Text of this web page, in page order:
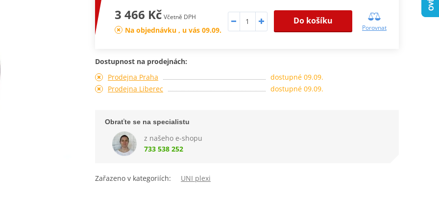
3 466 Kč Včetně DPH
Na objednávku , u vás 09.09.
Do košíku
Porovnat
Dostupnost na prodejnách:
Prodejna Praha
dostupné 09.09.
Prodejna Liberec
dostupné 09.09.
Obraťte se na specialistu
z našeho e-shopu
733 538 252
Zařazeno v kategoriích: UNI plexi